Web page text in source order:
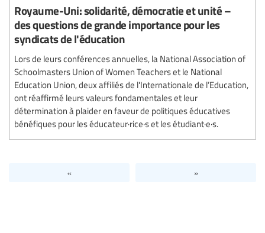
Royaume-Uni: solidarité, démocratie et unité –
des questions de grande importance pour les
syndicats de l'éducation
Lors de leurs conférences annuelles, la National Association of
Schoolmasters Union of Women Teachers et le National
Education Union, deux affiliés de l'Internationale de l’Education,
ont réaffirmé leurs valeurs fondamentales et leur
détermination à plaider en faveur de politiques éducatives
bénéfiques pour les éducateur·rice·s et les étudiant·e·s.
« »